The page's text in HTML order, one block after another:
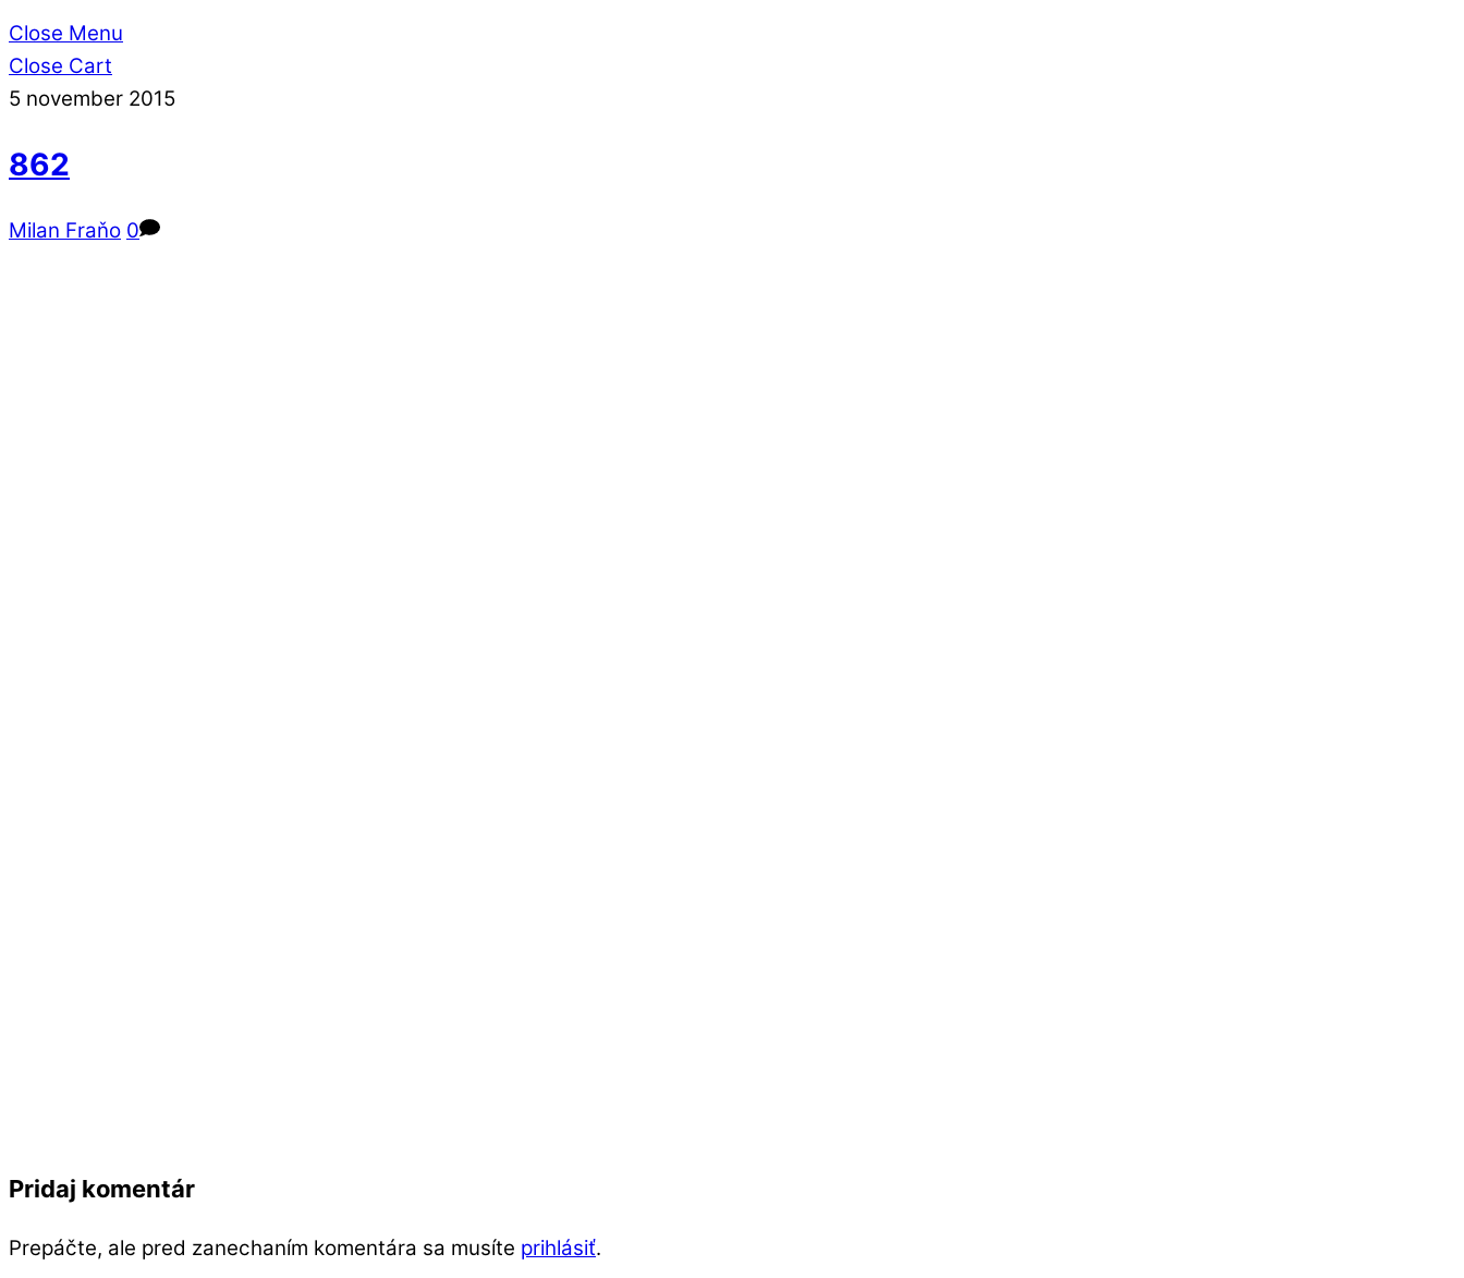
Close Menu
Close Cart
5 november 2015
862
Milan Fraňo 0
Pridaj komentár
Prepáčte, ale pred zanechaním komentára sa musíte prihlásiť.